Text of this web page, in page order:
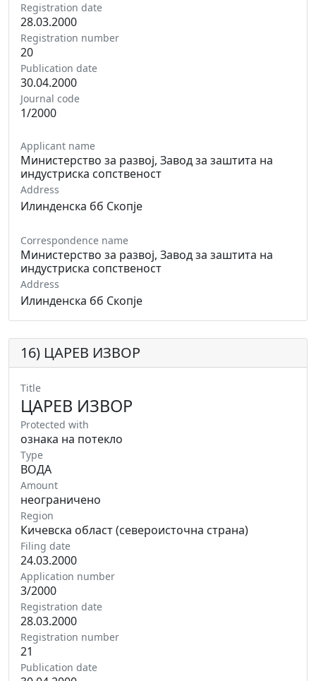
Registration date
28.03.2000
Registration number
20
Publication date
30.04.2000
Journal code
1/2000
Applicant name
Министерство за развој, Завод за заштита на
индустриска сопственост
Address
Илинденска бб Скопје
Correspondence name
Министерство за развој, Завод за заштита на
индустриска сопственост
Address
Илинденска бб Скопје
16) ЦАРЕВ ИЗВОР
Title
ЦАРЕВ ИЗВОР
Protected with
ознака на потекло
Type
ВОДА
Amount
неограничено
Region
Кичевска област (североисточна страна)
Filing date
24.03.2000
Application number
3/2000
Registration date
28.03.2000
Registration number
21
Publication date